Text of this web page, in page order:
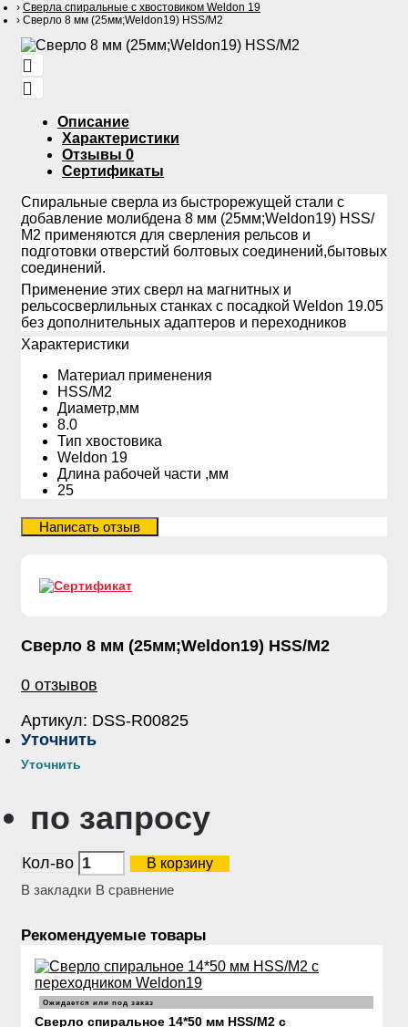
Сверла спиральные с хвостовиком Weldon 19
Сверло 8 мм (25мм;Weldon19) HSS/М2
Описание
Характеристики
Отзывы 0
Сертификаты
Спиральные сверла из быстрорежущей стали с
добавление молибдена 8 мм (25мм;Weldon19) HSS/
М2 применяются для сверления рельсов и
подготовки отверстий болтовых соединений,бытовых
соединений.
Применение этих сверл на магнитных и
рельсосверлильных станках с посадкой Weldon 19.05
без дополнительных адаптеров и переходников
Xарактеристики
Материал применения
HSS/М2
Диаметр,мм
8.0
Тип хвостовика
Weldon 19
Длина рабочей части ,мм
25
Сверло 8 мм (25мм;Weldon19) HSS/М2
0 отзывов
Артикул: DSS-R00825
Уточнить
Уточнить
по запросу
Кол-во
В корзину
В закладки В сравнение
Рекомендуемые товары
Ожидается или под заказ
Сверло спиральное 14*50 мм HSS/М2 с